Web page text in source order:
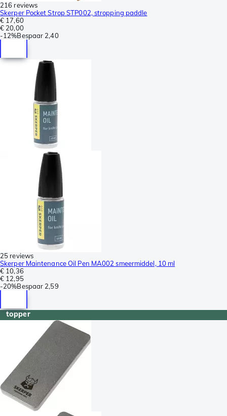
216 reviews
Skerper Pocket Strop STP002, stropping paddle
€ 17,60
€ 20,00
-12%Bespaar 2,40
25 reviews
Skerper Maintenance Oil Pen MA002 smeermiddel, 10 ml
€ 10,36
€ 12,95
-20%Bespaar 2,59
topper